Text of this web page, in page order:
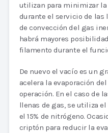
utilizan para minimizar
durante el servicio de las
de convección del gas
habrá mayores
filamento durante el
De nuevo el vacío es un
acelera la evaporación
operación. En el caso de
llenas de gas, se utiliza el
el 15% de nitrógeno.
criptón para reducir la